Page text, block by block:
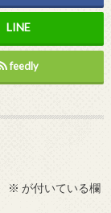
feedly
※ が付いている欄